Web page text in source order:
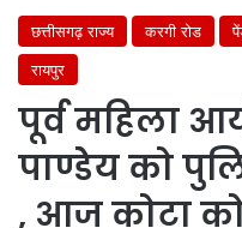
छत्तीसगढ़ राज्य करगी रोड
रायपुर
पूर्व महिला
पाण्डेेय को
, आज कोटा